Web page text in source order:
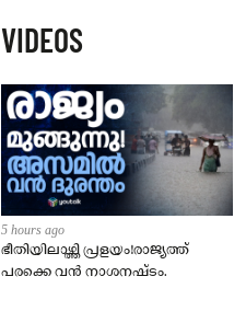
നിർദേശം നൽകി പഞ്ചായത്ത്
VIDEOS
5 hours ago
ഭീതിയിലാഴ്ത്തി പ്രളയം!രാജ്യത്ത്
പരക്കെ വൻ നാശനഷ്ടം.